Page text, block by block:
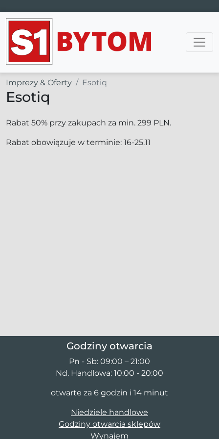
Main Navigation
Imprezy & Oferty Esotiq
Esotiq
Rabat 50% przy zakupach za min. 299 PLN.
Rabat obowiązuje w terminie: 16-25.11
Godziny otwarcia
Pn - Sb: 09:00 – 21:00
Nd. Handlowa: 10:00 - 20:00
otwarte za 6 godzin i 14 minut
Niedziele handlowe
Godziny otwarcia sklepów
Wynajem